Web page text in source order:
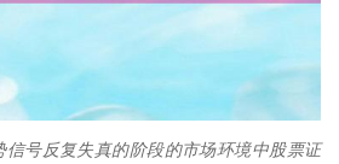
信号反复失真的阶段的市场环境中股票证